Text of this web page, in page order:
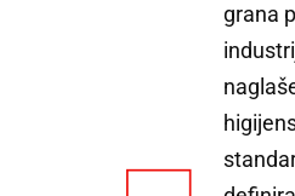
grana